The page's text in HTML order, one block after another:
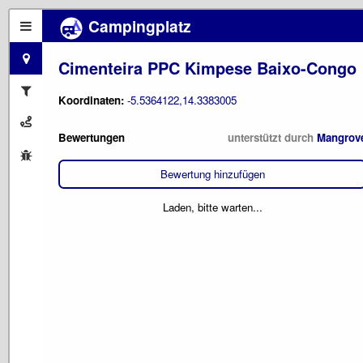
Campingplatz
Cimenteira PPC Kimpese Baixo-Congo
Koordinaten: -5.5364122,14.3383005
Bewertungen unterstützt durch
Bewertung hinzufügen
Laden, bitte warten...